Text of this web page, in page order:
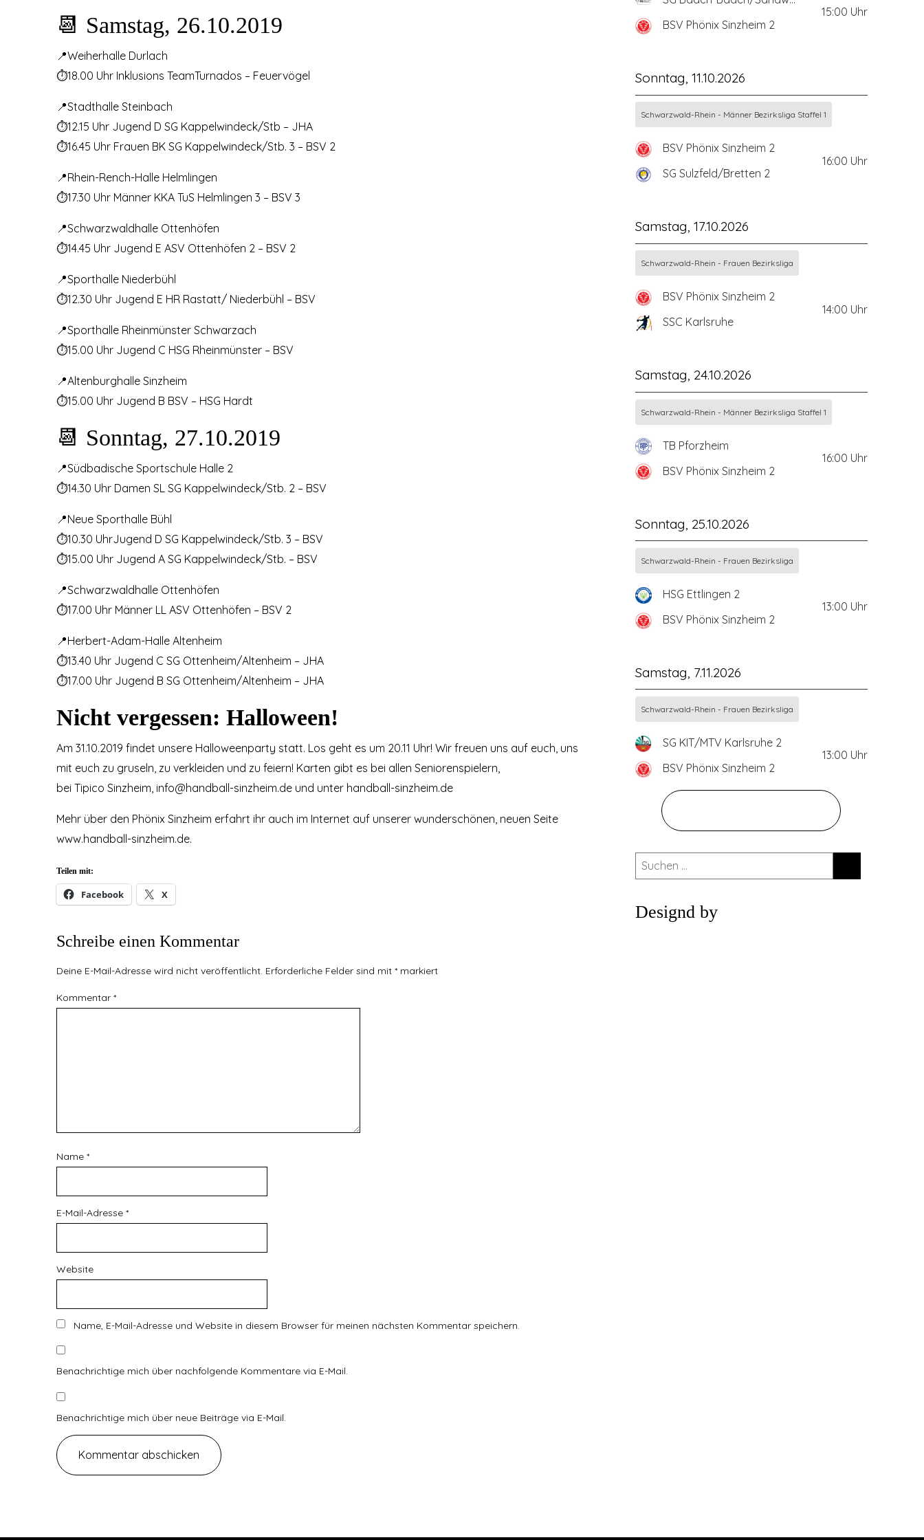
📆 Samstag, 26.10.2019
📍Weiherhalle Durlach
⏱18.00 Uhr Inklusions TeamTurnados – Feuervögel
📍Stadthalle Steinbach
⏱12.15 Uhr Jugend D SG Kappelwindeck/Stb – JHA
⏱16.45 Uhr Frauen BK SG Kappelwindeck/Stb. 3 – BSV 2
📍Rhein-Rench-Halle Helmlingen
⏱17.30 Uhr Männer KKA TuS Helmlingen 3 – BSV 3
📍Schwarzwaldhalle Ottenhöfen
⏱14.45 Uhr Jugend E ASV Ottenhöfen 2 – BSV 2
📍Sporthalle Niederbühl
⏱12.30 Uhr Jugend E HR Rastatt/ Niederbühl – BSV
📍Sporthalle Rheinmünster Schwarzach
⏱15.00 Uhr Jugend C HSG Rheinmünster – BSV
📍Altenburghalle Sinzheim
⏱15.00 Uhr Jugend B BSV – HSG Hardt
📆 Sonntag, 27.10.2019
📍Südbadische Sportschule Halle 2
⏱14.30 Uhr Damen SL SG Kappelwindeck/Stb. 2 – BSV
📍Neue Sporthalle Bühl
⏱10.30 UhrJugend D SG Kappelwindeck/Stb. 3 – BSV
⏱15.00 Uhr Jugend A SG Kappelwindeck/Stb. – BSV
📍Schwarzwaldhalle Ottenhöfen
⏱17.00 Uhr Männer LL ASV Ottenhöfen – BSV 2
📍Herbert-Adam-Halle Altenheim
⏱13.40 Uhr Jugend C SG Ottenheim/Altenheim – JHA
⏱17.00 Uhr Jugend B SG Ottenheim/Altenheim – JHA
Nicht vergessen: Halloween!
Am 31.10.2019 findet unsere Halloweenparty statt. Los geht es um 20.11 Uhr! Wir freuen uns auf euch, uns
mit euch zu gruseln, zu verkleiden und zu feiern! Karten gibt es bei allen Seniorenspielern,
bei Tipico Sinzheim, info@handball-sinzheim.de und unter handball-sinzheim.de
Mehr über den Phönix Sinzheim erfahrt ihr auch im Internet auf unserer wunderschönen, neuen Seite
www.handball-sinzheim.de.
Teilen mit:
Facebook X
Schreibe einen Kommentar
Deine E-Mail-Adresse wird nicht veröffentlicht. Erforderliche Felder sind mit * markiert
Kommentar *
Name *
E-Mail-Adresse *
Website
Name, E-Mail-Adresse und Website in diesem Browser für meinen nächsten Kommentar speichern.
Benachrichtige mich über nachfolgende Kommentare via E-Mail.
Benachrichtige mich über neue Beiträge via E-Mail.
BSV Phönix Sinzheim 2
15:00 Uhr
Sonntag, 11.10.2026
Schwarzwald-Rhein - Männer Bezirksliga Staffel 1
BSV Phönix Sinzheim 2
SG Sulzfeld/Bretten 2
16:00 Uhr
Samstag, 17.10.2026
Schwarzwald-Rhein - Frauen Bezirksliga
BSV Phönix Sinzheim 2
SSC Karlsruhe
14:00 Uhr
Samstag, 24.10.2026
Schwarzwald-Rhein - Männer Bezirksliga Staffel 1
TB Pforzheim
BSV Phönix Sinzheim 2
16:00 Uhr
Sonntag, 25.10.2026
Schwarzwald-Rhein - Frauen Bezirksliga
HSG Ettlingen 2
BSV Phönix Sinzheim 2
13:00 Uhr
Samstag, 7.11.2026
Schwarzwald-Rhein - Frauen Bezirksliga
SG KIT/MTV Karlsruhe 2
BSV Phönix Sinzheim 2
13:00 Uhr
Suchen
nach:
Designd by